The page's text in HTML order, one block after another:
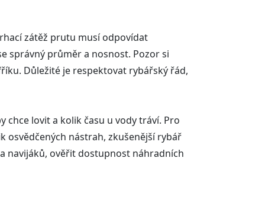
zátěž prutu musí odpovídat
správný průměr a nosnost. Pozor si
Důležité je respektovat rybářský řád,
chce lovit a kolik času u vody tráví. Pro
osvědčených nástrah, zkušenější rybář
navijáků, ověřit dostupnost náhradních